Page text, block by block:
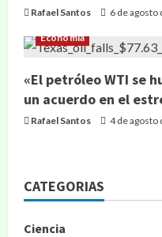
Rafael Santos 6 de agosto
Economía
«El petróleo WTI se
un acuerdo en el
Rafael Santos 4 de agosto
CATEGORIAS
Ciencia